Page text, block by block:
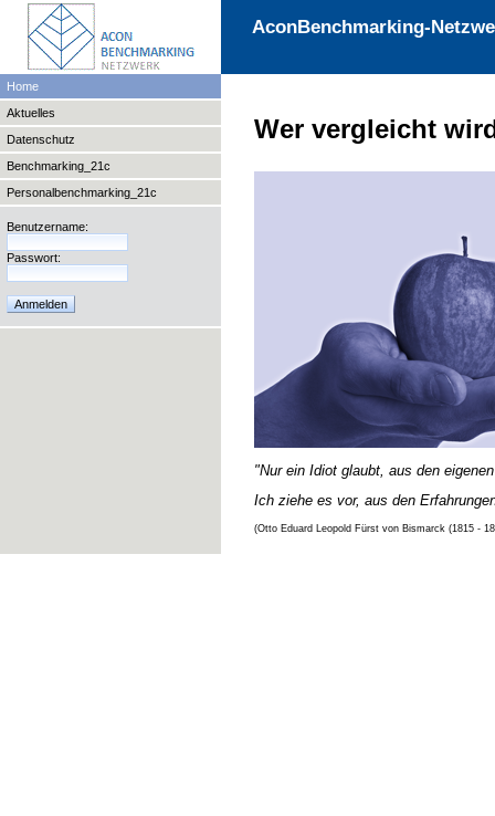
AconBenchmarking-
Home
Aktuelles
Datenschutz
Benchmarking_21c
Personalbenchmarking_21c
Benutzername:
Passwort:
Wer vergleicht
"Nur ein Idiot glaubt, aus den
Ich ziehe es vor, aus den
(Otto Eduard Leopold Fürst von Bismarck (1815 -